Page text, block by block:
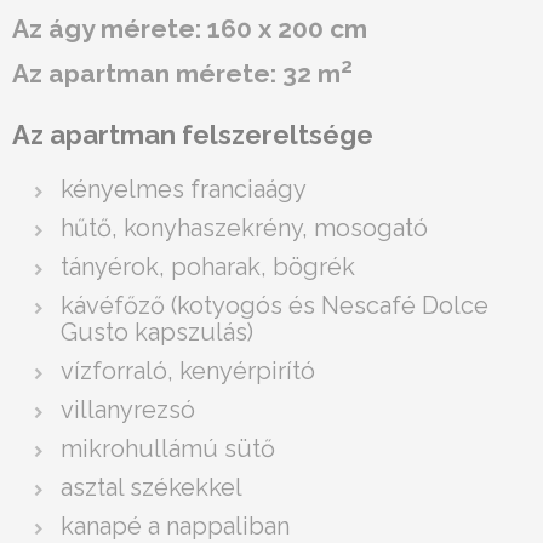
Az ágy mérete: 160 x 200 cm
Az apartman mérete: 32 m2
Az apartman felszereltsége
kényelmes franciaágy
hűtő, konyhaszekrény, mosogató
tányérok, poharak, bögrék
kávéfőző (kotyogós és Nescafé Dolce
Gusto kapszulás)
vízforraló, kenyérpirító
villanyrezsó
mikrohullámú sütő
asztal székekkel
kanapé a nappaliban